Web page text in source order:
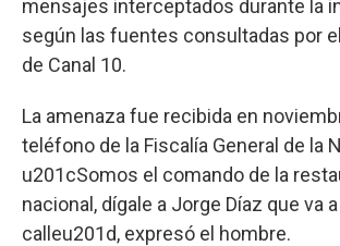
mensajes interceptados durante la
según las fuentes consultadas por
de Canal 10.
La amenaza fue recibida en
teléfono de la Fiscalía General de la
u201cSomos el comando de la
nacional, dígale a Jorge Díaz que va
calleu201d, expresó el hombre.